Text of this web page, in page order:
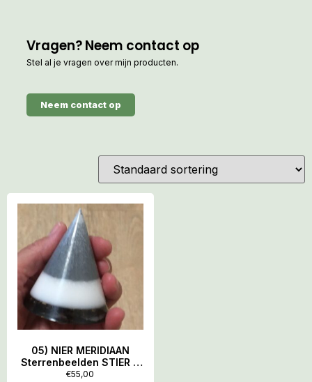
Vragen? Neem contact op
Stel al je vragen over mijn producten.
Neem contact op
05) NIER MERIDIAAN
Sterrenbeelden STIER &
WEEGSCHAAL-VENUS:
€55,00